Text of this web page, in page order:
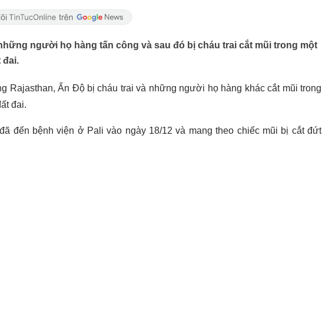
người họ hàng tấn công và sau đó bị cháu trai cắt mũi trong một
đai.
Rajasthan, Ấn Độ bị cháu trai và những người họ hàng khác cắt mũi trong
đai.
đến bệnh viện ở Pali vào ngày 18/12 và mang theo chiếc mũi bị cắt đứt